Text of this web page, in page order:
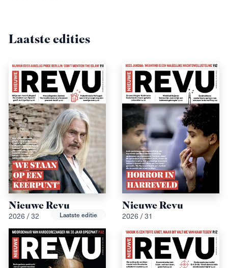
Laatste edities
Nieuwe Revu
2026 / 32 Laatste editie
Nieuwe Revu
2026 / 31